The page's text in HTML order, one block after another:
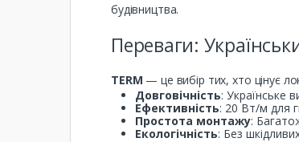
будівництва.
Переваги:
TERM — це вибір тих, хто цінує
Довговічність: Українське
Ефективність: 20 Вт/м для
Простота монтажу:
Екологічність: Без